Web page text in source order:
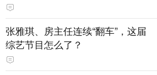
张雅琪、房主任连续“翻车”，这届
综艺节目怎么了？